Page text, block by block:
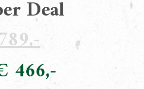
Deal
prijs
was:
€ 789.
466